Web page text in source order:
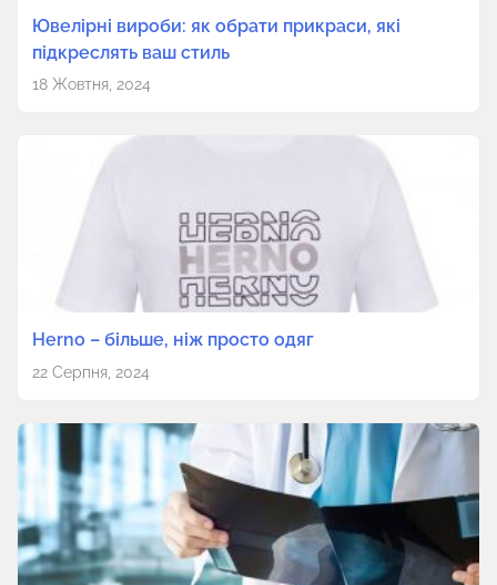
Ювелірні вироби: як обрати прикраси, які
підкреслять ваш стиль
18 Жовтня, 2024
Herno – більше, ніж просто одяг
22 Серпня, 2024